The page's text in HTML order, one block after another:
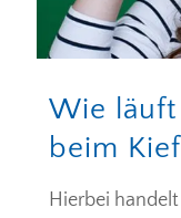
Wie läuft
beim
Hierbei